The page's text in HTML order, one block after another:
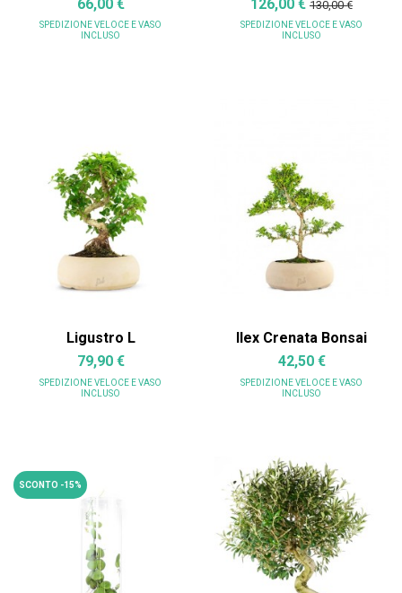
66,00 €
SPEDIZIONE VELOCE E VASO
INCLUSO
126,00 € 130,00 €
SPEDIZIONE VELOCE E VASO
INCLUSO
Ligustro L
79,90 €
SPEDIZIONE VELOCE E VASO
INCLUSO
Ilex Crenata Bonsai
42,50 €
SPEDIZIONE VELOCE E VASO
INCLUSO
SCONTO -15%